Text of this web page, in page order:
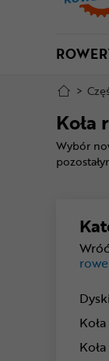
>
Koła
Wybór
Dyski